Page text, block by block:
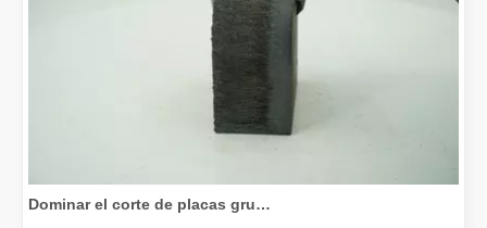
Dominar el corte de placas gruesas: cómo las máquinas de corte por láser de fibra revolucionan la fabricación